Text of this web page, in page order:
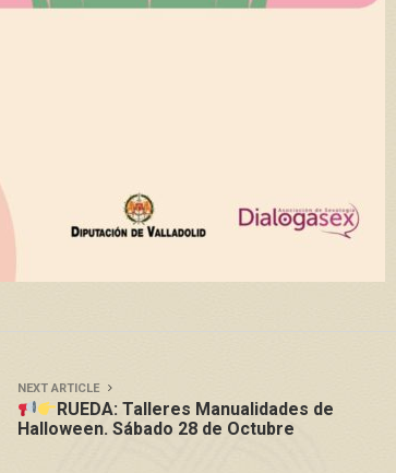
NEXT ARTICLE
RUEDA: Talleres Manualidades de
Halloween. Sábado 28 de Octubre